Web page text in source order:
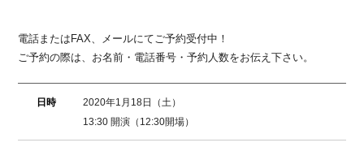
電話またはFAX、メールにてご予約受付中！
ご予約の際は、お名前・電話番号・予約人数をお伝え下さい。
日時
2020年1月18日（土）
13:30 開演（12:30開場）